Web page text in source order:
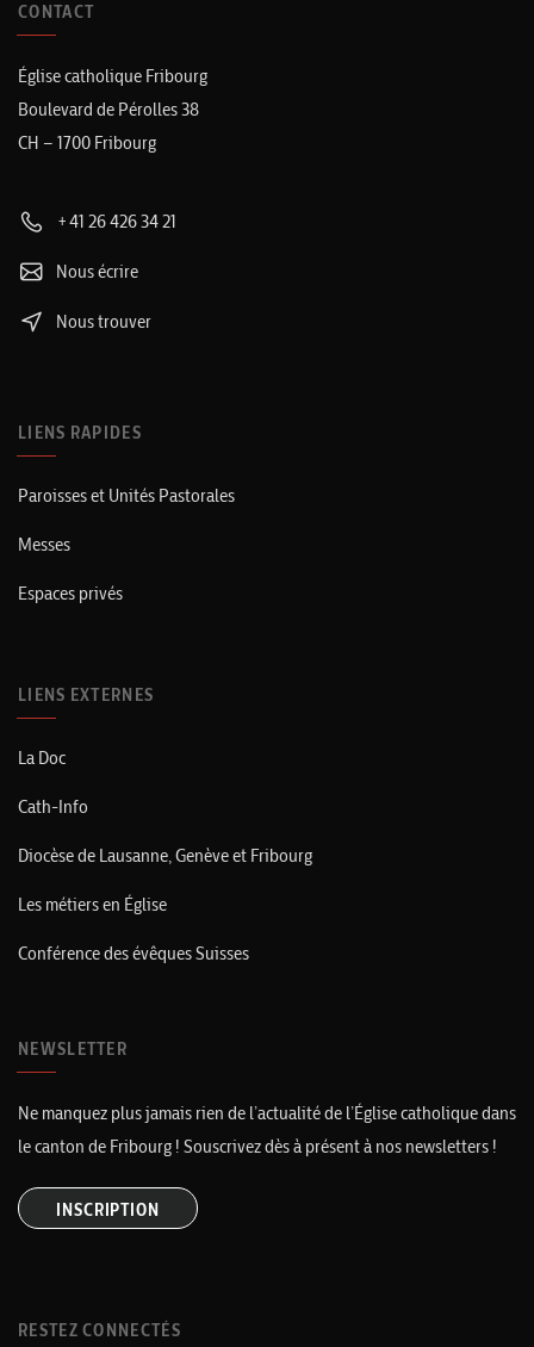
CONTACT
Église catholique Fribourg
Boulevard de Pérolles 38
CH – 1700 Fribourg
+41 26 426 34 21
Nous écrire
Nous trouver
LIENS RAPIDES
Paroisses et Unités Pastorales
Messes
Espaces privés
LIENS EXTERNES
La Doc
Cath-Info
Diocèse de Lausanne, Genève et Fribourg
Les métiers en Église
Conférence des évêques Suisses
NEWSLETTER
Ne manquez plus jamais rien de l’actualité de l’Église catholique dans
le canton de Fribourg ! Souscrivez dès à présent à nos newsletters !
INSCRIPTION
RESTEZ CONNECTÉS